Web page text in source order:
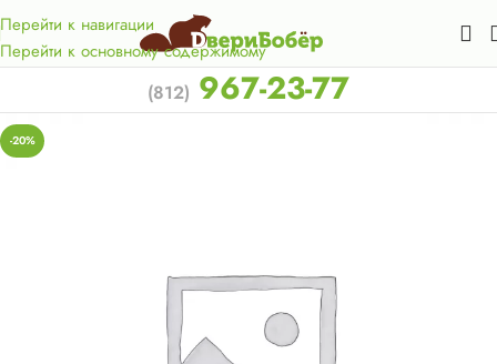
Перейти к навигации
Перейти к основному содержимому
км. от КАД.
(812) 967-23-77
-20%